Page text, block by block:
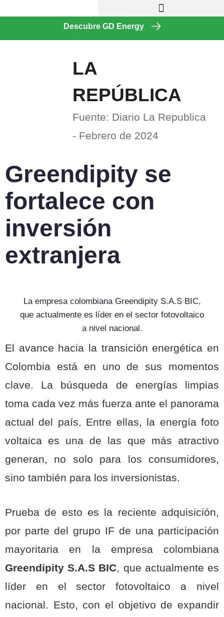
Descubre GD Energy
LA
REPÚBLICA
Fuente: Diario La Republica
- Febrero de 2024
Greendipity se
fortalece con
inversión
extranjera
La empresa colombiana Greendipity S.A.S BIC,
que actualmente es líder en el sector fotovoltaico
a nivel nacional.
El avance hacia la transición energética en
Colombia está en uno de sus momentos
clave. La búsqueda de energías limpias
toma cada vez más fuerza ante el panorama
actual del país. Entre ellas, la energía foto
voltaica es una de las que más atractivo
generan, no solo para los consumidores,
sino también para los inversionistas.
Prueba de esto es la reciente adquisición,
por parte del grupo IF de una participación
mayoritaria en la empresa colombiana
Greendipity S.A.S BIC, que actualmente es
líder en el sector fotovoltaico a nivel
nacional. Esto, con el objetivo de expandir